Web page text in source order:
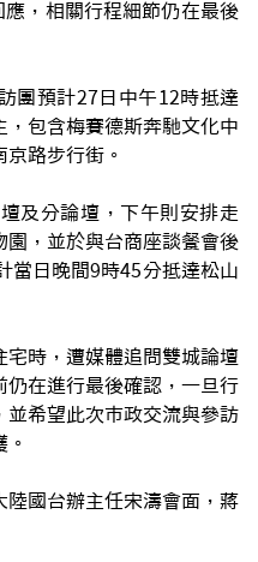
，相關行程細節仍在最後
團預計27日中午12時抵達
，包含梅賽德斯奔馳文化中
路步行街。
及分論壇，下午則安排走
園，並於與台商座談餐會後
當日晚間9時45分抵達松山
宅時，遭媒體追問雙城論壇
仍在進行最後確認，一旦行
並希望此次市政交流與參訪
陸國台辦主任宋濤會面，蔣